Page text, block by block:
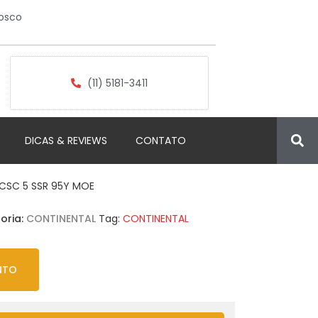
(11) 5181-3411
DICAS & REVIEWS CONTATO
5 SSR 95Y MOE
CONTINENTAL Tag:CONTINENTAL